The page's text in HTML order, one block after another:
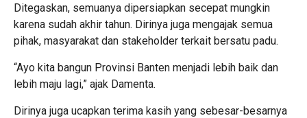
Ditegaskan, semuanya dipersiapkan secepat mungkin
karena sudah akhir tahun. Dirinya juga mengajak semua
pihak, masyarakat dan stakeholder terkait bersatu padu.
“Ayo kita bangun Provinsi Banten menjadi lebih baik dan
lebih maju lagi,” ajak Damenta.
Dirinya juga ucapkan terima kasih yang sebesar-besarnya